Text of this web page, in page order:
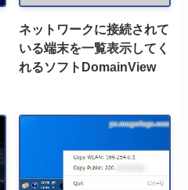
ネットワークに接続されて
いる端末を一覧表示してく
れるソフトDomainView